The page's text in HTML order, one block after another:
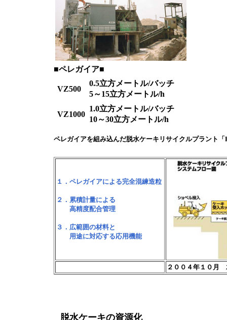
■ペレガイア■
VZ500
0.5立方メートル/バッチ
5～15立方メートル/h
VZ1000
1.0立方メートル/バッチ
10～30立方メートル/h
ペレガイアを組み込んだ脱水ケーキリサイクルプラント「
１．ペレガイアによる完全混練造粒
２．累積計量による
高精度配合管理
３．広範囲の材料と
用途に対応する応用機能
２００４年１０月
脱水ケーキの資源化